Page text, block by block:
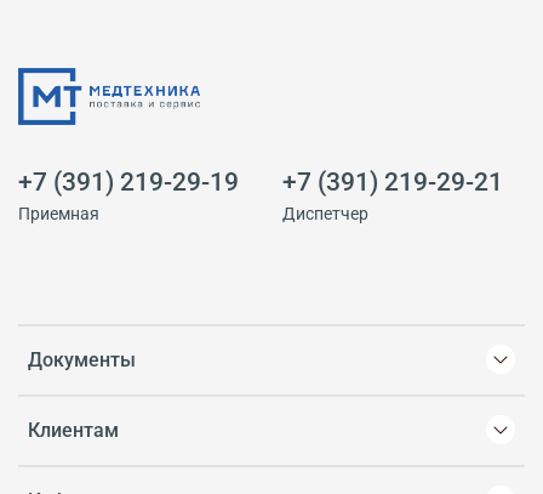
Документы
Клиентам
+7 (391) 219-29-19
Приемная
+7 (391) 219-29-21
Диспетчер